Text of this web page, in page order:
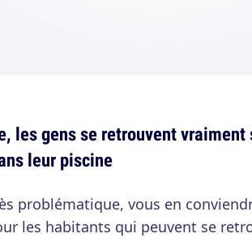
les gens se retrouvent vraiment
leur piscine
problématique, vous en
les habitants qui peuvent se